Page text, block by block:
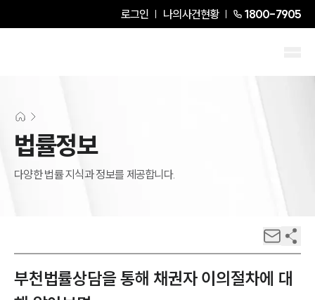
로그인 나의사건현황 1800-7905
법률정보
다양한 법률 지식과 정보를 제공합니다.
부천법률상담을 통해 채권자 이의절차에 대